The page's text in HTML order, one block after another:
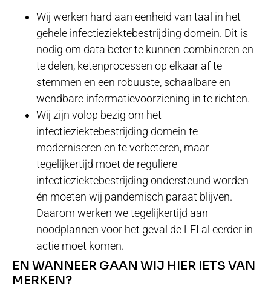
Wij werken hard aan eenheid van taal in het
gehele infectieziektebestrijding domein. Dit is
nodig om data beter te kunnen combineren en
te delen, ketenprocessen op elkaar af te
stemmen en een robuuste, schaalbare en
wendbare informatievoorziening in te richten.
Wij zijn volop bezig om het
infectieziektebestrijding domein te
moderniseren en te verbeteren, maar
tegelijkertijd moet de reguliere
infectieziektebestrijding ondersteund worden
én moeten wij pandemisch paraat blijven.
Daarom werken we tegelijkertijd aan
noodplannen voor het geval de LFI al eerder in
actie moet komen.
EN WANNEER GAAN WIJ HIER IETS VAN
MERKEN?